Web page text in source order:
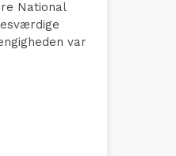
National
var